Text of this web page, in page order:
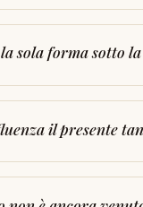
sola forma sotto
il presente